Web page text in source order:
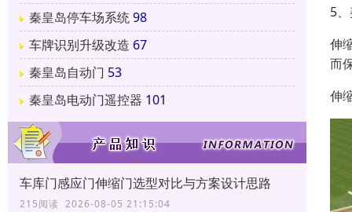
秦皇岛停车场系统98
车牌识别升级改造 67
秦皇岛自动门 53
秦皇岛电动门遥控器 101
车库门感应门伸缩门选型对比与方案设计思路
215阅读 2026-08-05 21:15:04
5
伸
而
伸